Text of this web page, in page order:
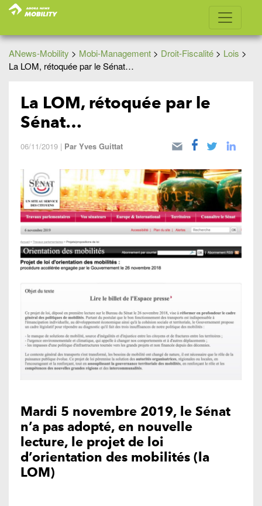
ANews-Mobility > Mobi-Management > Droit-Fiscalité > Lois >
La LOM, rétoquée par le Sénat…
La LOM, rétoquée par le
Sénat…
06/11/2019 | Par Yves Guittat
Mardi 5 novembre 2019, le Sénat
n’a pas adopté, en nouvelle
lecture, le projet de loi
d’orientation des mobilités (la
LOM)